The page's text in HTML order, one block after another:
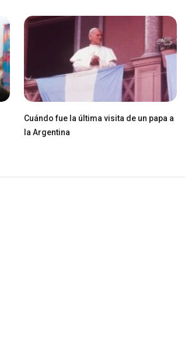
Cuándo fue la última visita de un papa a
la Argentina